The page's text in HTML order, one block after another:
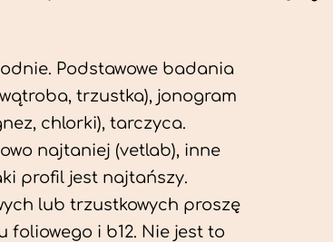
Podstawowe badania
trzustka), jonogram
chlorki), tarczyca.
najtaniej (vetlab), inne
profil jest najtańszy.
lub trzustkowych proszę
foliowego i b12. Nie jest to